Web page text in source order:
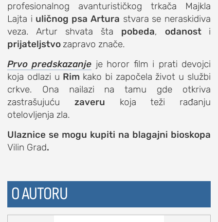
o nama
impresum
kontakt
profesionalnog avanturističkog trkača Majkla
Lajta i uličnog psa Artura stvara se neraskidiva
veza. Artur shvata šta pobeda, odanost i
prijateljstvozapravo znače.
Prvo predskazanje je horor film i prati devojci
koja odlazi u Rim kako bi započela život u službi
crkve. Ona nailazi na tamu gde otkriva
zastrašujuću zaveru koja teži rađanju
otelovljenja zla.
Ulaznice se mogu kupiti na blagajni bioskopa
Vilin Grad.
O AUTORU